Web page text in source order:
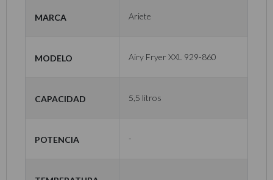
Marca Ariete
Modelo Airy Fryer XXL 929-860
Capacidad 5,5 litros
Potencia -